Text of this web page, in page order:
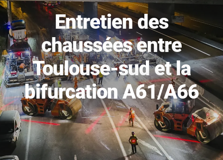
Entretien des
chaussées entre
Toulouse-sud et la
bifurcation A61/A66